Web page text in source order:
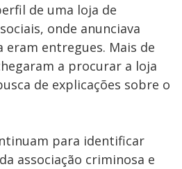
de uma loja de
onde anunciava
eram entregues. Mais de
a procurar a loja
de explicações sobre o
para identificar
associação criminosa e